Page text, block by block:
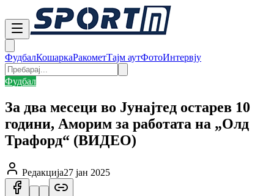
ФудбалКошаркаРакометТајм аутФотоИнтервју
Фудбал
За два месеци во Јунајтед остарев 10
години, Аморим за работата на „Олд
Трафорд“ (ВИДЕО)
Редакција27 јан 2025